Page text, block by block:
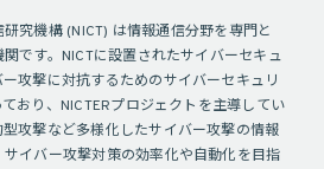
究機構 (NICT) は情報通信分野を専門と
です。NICTに設置されたサイバーセキュ
攻撃に対抗するためのサイバーセキュリ
おり、NICTERプロジェクトを主導してい
攻撃など多様化したサイバー攻撃の情報
イバー攻撃対策の効率化や自動化を目指